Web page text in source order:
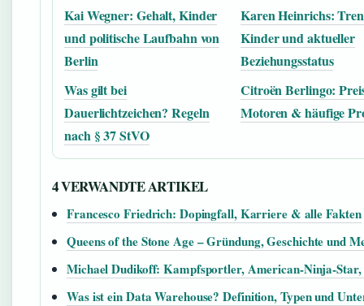
Kai Wegner: Gehalt, Kinder
und politische Laufbahn von
Berlin
Karen Heinrichs:
Kinder und aktueller
Beziehungsstatus
Was gilt bei
Dauerlichtzeichen? Regeln
nach § 37 StVO
Citroën Berlingo:
Motoren & häufige
4 VERWANDTE ARTIKEL
Francesco Friedrich: Dopingfall, Karriere & alle Fakten
Queens of the Stone Age – Gründung, Geschichte und
Michael Dudikoff: Kampfsportler, American-Ninja-Star,
Was ist ein Data Warehouse? Definition, Typen und